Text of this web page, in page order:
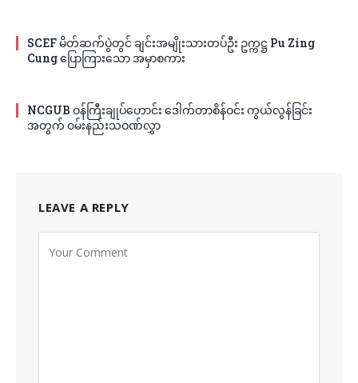
SCEF မိတ်ဆက်ပွဲတွင် ချင်းအမျိုးသားတပ်ဦး ဥက္ကဋ္ဌ Pu Zing
Cung ပြောကြားသော အမှာစကား
NCGUB ဝန်ကြီးချုပ်ဟောင်း ဒေါက်တာစိန်ဝင်း ကွယ်လွန်ခြင်း
အတွက် ဝမ်းနည်းသဝဏ်လွှာ
LEAVE A REPLY